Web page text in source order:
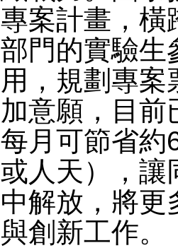
專案計畫，橫
部門的實驗生
用，規劃專
加意願，目前
每月可節省約
或人天），讓
中解放，將更
與創新工作。